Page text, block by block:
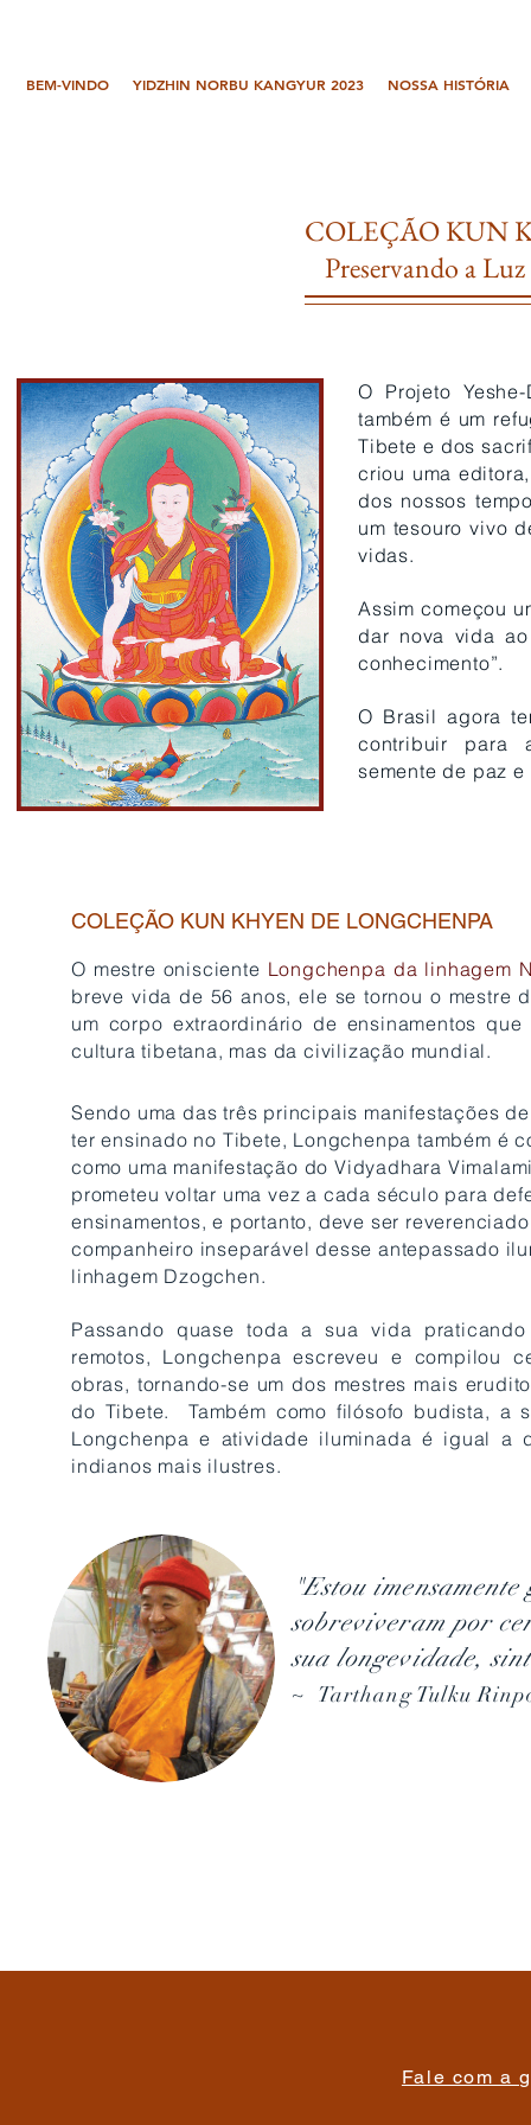
BEM-VINDO YIDZHIN NORBU KANGYUR 2023 NOSSA HISTÓRIA
COLEÇÃO KUN
Preservando a
O Projeto
também é um
Tibete e dos
criou uma
dos nossos
um tesouro vivo
vidas.
Assim começou
dar nova vida
conhecimento”.
O Brasil agora
contribuir para
semente de paz
COLEÇÃO KUN KHYEN DE LONGCHENPA
O mestre onisciente Longchenpa da linhagem
breve vida de 56 anos, ele se tornou o mestre
um corpo extraordinário de ensinamentos
cultura tibetana, mas da civilização mundial.
Sendo uma das três principais manifestações
ter ensinado no Tibete, Longchenpa também é
como uma manifestação do Vidyadhara
prometeu voltar uma vez a cada século para
ensinamentos, e portanto, deve ser
companheiro inseparável desse antepassado
linhagem Dzogchen.
Passando quase toda a sua vida
remotos, Longchenpa escreveu e compilou
obras, tornando-se um dos mestres mais
do Tibete. Também como filósofo budista, a
Longchenpa e atividade iluminada é igual a
indianos mais ilustres.
"Estou
sobreviveram por
sua longevidade,
~ Tarthang Tulku
Fale com a